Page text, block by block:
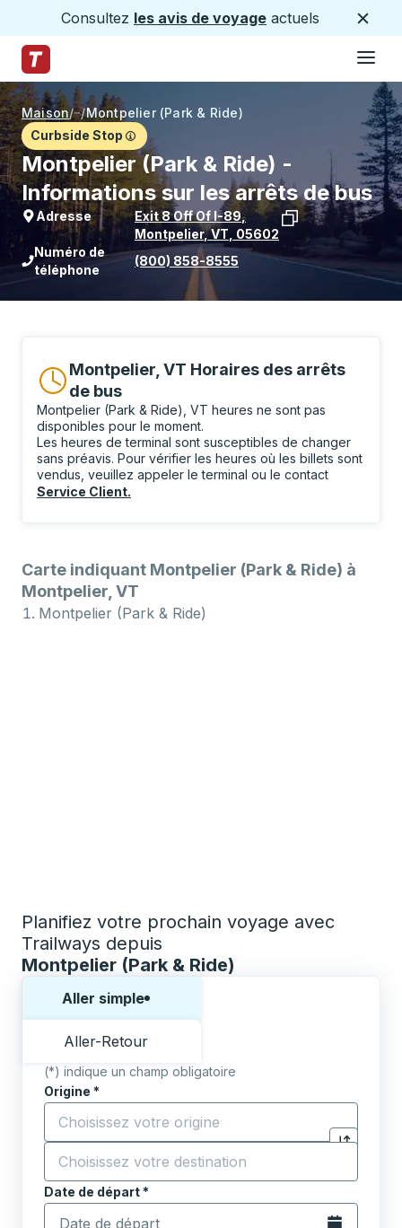
Consultez les avis de voyage actuels
Page d'accueil des sentiers
Maison/ /Montpelier (Park & Ride)
Curbside Stop
Montpelier (Park & Ride) -
Informations sur les arrêts de bus
Adresse Exit 8 Off Of I-89,
Montpelier,VT 05602
Voir l'emplacement de l'arrêt sur
Numéro de
téléphone
(800) 858-8555
Montpelier, VT Horaires des arrêts
de bus
Montpelier (Park & Ride), VT heures ne sont pas
disponibles pour le moment.
Les heures de terminal sont susceptibles de changer
sans préavis. Pour vérifier les heures où les billets sont
vendus, veuillez appeler le terminal ou le contact
Service Client.
Carte indiquant Montpelier (Park & Ride) à
Montpelier, VT
Montpelier (Park & Ride)
Planifiez votre prochain voyage avec
Trailways depuis
Montpelier (Park & Ride)
Aller simple
Aller-Retour
(*) indique un champ obligatoire
Origine *
Commencez à saisir la ville d'origine pour ouvrir
Cliquez
Destination*
Commencez à saisir la ville de destination pour
Date de départ*
Tapez la date au format date Barre oblique du mois à
Ouvrez le